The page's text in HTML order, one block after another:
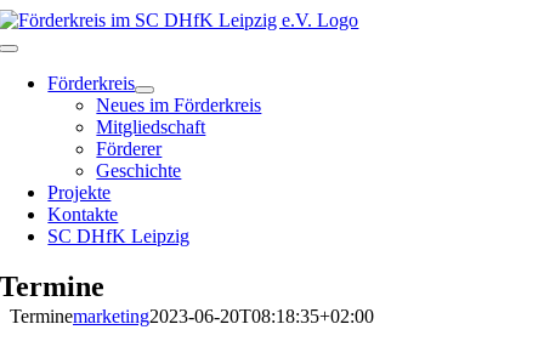
Zum
Inhalt
Toggle
NavigationFörderkreis
Neues im Förderkreis
Mitgliedschaft
Förderer
Geschichte
Projekte
Kontakte
SC DHfK Leipzig
Termine
Terminemarketing2023-06-20T08:18:35+02:00